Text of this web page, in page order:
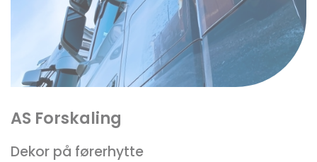
AS Forskaling
Dekor på førerhytte